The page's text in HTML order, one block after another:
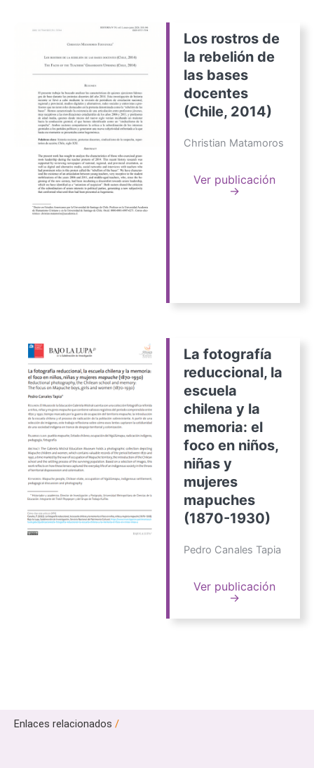
Los rostros de
la rebelión de
las bases
docentes
(Chile, 2014)
Christian Matamoros
Ver publicación
→
La fotografía
reduccional, la
escuela
chilena y la
memoria: el
foco en niños,
niñas y
mujeres
mapuches
(1870-1930)
Pedro Canales Tapia
Ver publicación
→
Enlaces relacionados /